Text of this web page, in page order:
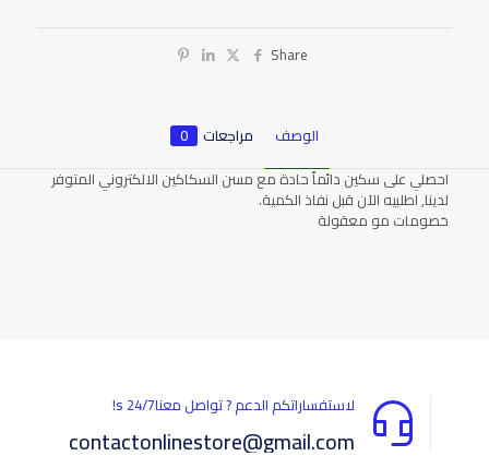
Share
الوصف مراجعات 0
احصلي على سكين دائماً حادة مع مسن السكاكين الالكتروني المتوفر
لدينا, اطلبيه الآن قبل نفاذ الكمية.
خصومات مو معقولة
لاستفساراتكم الدعم ? تواصل معناs 24/7!
contactonlinestore@gmail.com